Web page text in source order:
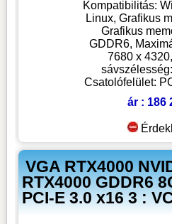
Kompatibilitás:
Linux, Grafikus
Grafikus
GDDR6,
7680 x
Csatolófelület:
ár : 186
VGA RTX4000
RTX4000 GDDR6
PCI-E 3.0 x16 3 :